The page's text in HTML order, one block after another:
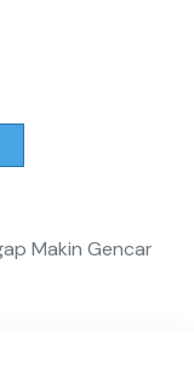
Makin Gencar